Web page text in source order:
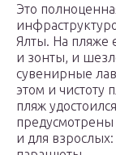
Это
Ялты. На пляже
и зонты, и
сувенирные
этом и чистоту
пляж
предусмотрены
и для